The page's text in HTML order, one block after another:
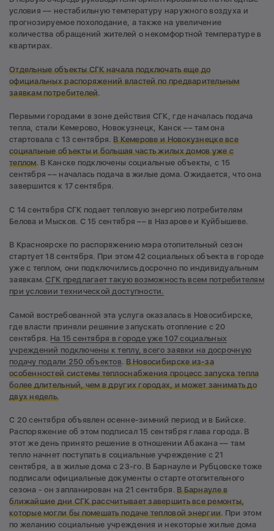
условия –– нестабильную температуру наружного воздуха и
прогнозируемое похолодание, а также на увеличение
количества обращений жителей о некомфортной температуре в
квартирах.
Отдельные объекты СГК начала подключать еще до
официальных распоряжений властей по предварительным
заявкам потребителей.
Первыми городами в зоне действия СГК, где началась подача
тепла, стали Кемерово, Новокузнецк, Канск –– там она
стартовала с 13 сентября.В Кемерове и Новокузнецке все
социальные объекты и большая часть жилых домов уже с
теплом. В Канске подключены социальные объекты, с 15
сентября –– началась подача в жилые дома. Ожидается, что она
завершится к 17 сентября.
С 14 сентября СГК подает тепловую энергию потребителям
Белова и Мысков. С 15 сентября –– в Назарове и Куйбышеве.
В Красноярске по распоряжению мэра отопительный сезон
стартует 18 сентября. При этом 42 социальных объекта в городе
уже с теплом, они подключились досрочно по индивидуальным
заявкам.СГК предлагает такую возможность всем потребителям
при условии технической доступности.
Самой востребованной эта услуга оказалась в Новосибирске,
где власти приняли решение запускать отопление с 20
сентября. На 15 сентября в городе уже 107 социальных
учреждений подключены к теплу, всего заявки на досрочную
подачу подали 250 объектов. В Новосибирске из-за
особенностей системы теплоснабжения процесс запуска тепла
более длительный, чем в других городах, и может занимать до
двух недель.
С 20 сентября объявлен осенне-зимний период и в Бийске.
Распоряжение об этом подписал 15 сентября глава города. В
этот же день принято решение в отношении Абакана –– там
тепло начнет поступать в социальные учреждение с 21
сентября, а в жилые дома с 23-го. В Барнауле и Рубцовске тоже
подписали официальные документы о старте отопительного
сезона - он запланирован на 21 сентября.В Барнауле в
ближайшие дни СГК рассчитывает завершить все ремонты,
которые могли бы помешать подаче тепловой энергии. При этом
по желанию социальные учреждения и некоторые жилые дома